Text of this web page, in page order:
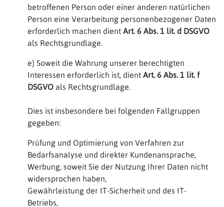
betroffenen Person oder einer anderen natürlichen
Person eine Verarbeitung personenbezogener Daten
erforderlich machen dient Art. 6 Abs. 1 lit. d DSGVO
als Rechtsgrundlage.
e) Soweit die Wahrung unserer berechtigten
Interessen erforderlich ist, dient Art. 6 Abs. 1 lit. f
DSGVO als Rechtsgrundlage.
Dies ist insbesondere bei folgenden Fallgruppen
gegeben:
Prüfung und Optimierung von Verfahren zur
Bedarfsanalyse und direkter Kundenansprache,
Werbung, soweit Sie der Nutzung Ihrer Daten nicht
widersprochen haben,
Gewährleistung der IT-Sicherheit und des IT-
Betriebs,